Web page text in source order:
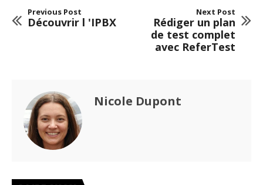
Previous Post
Découvrir l 'IPBX
Next Post
Rédiger un plan
de test complet
avec ReferTest
Nicole Dupont